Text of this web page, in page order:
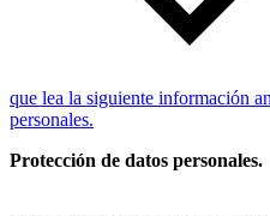
que lea la siguiente información
personales.
Protección de datos personales.